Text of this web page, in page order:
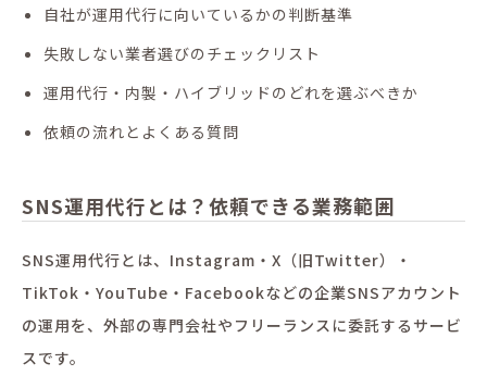
自社が運用代行に向いているかの判断基準
失敗しない業者選びのチェックリスト
運用代行・内製・ハイブリッドのどれを選ぶべきか
依頼の流れとよくある質問
SNS運用代行とは？依頼できる業務範囲
SNS運用代行とは、Instagram・X（旧Twitter）・
TikTok・YouTube・Facebookなどの企業SNSアカウント
の運用を、外部の専門会社やフリーランスに委託するサービ
スです。